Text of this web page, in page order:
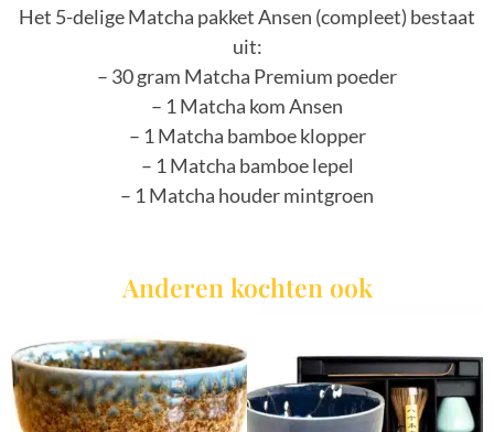
Het 5-delige Matcha pakket Ansen (compleet) bestaat
uit:
– 30 gram Matcha Premium poeder
– 1 Matcha kom Ansen
– 1 Matcha bamboe klopper
– 1 Matcha bamboe lepel
– 1 Matcha houder mintgroen
Anderen kochten ook